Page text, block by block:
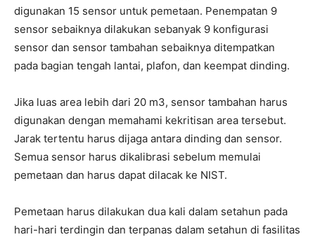
digunakan 15 sensor untuk pemetaan. Penempatan 9
sensor sebaiknya dilakukan sebanyak 9 konfigurasi
sensor dan sensor tambahan sebaiknya ditempatkan
pada bagian tengah lantai, plafon, dan keempat dinding.
Jika luas area lebih dari 20 m3, sensor tambahan harus
digunakan dengan memahami kekritisan area tersebut.
Jarak tertentu harus dijaga antara dinding dan sensor.
Semua sensor harus dikalibrasi sebelum memulai
pemetaan dan harus dapat dilacak ke NIST.
Pemetaan harus dilakukan dua kali dalam setahun pada
hari-hari terdingin dan terpanas dalam setahun di fasilitas